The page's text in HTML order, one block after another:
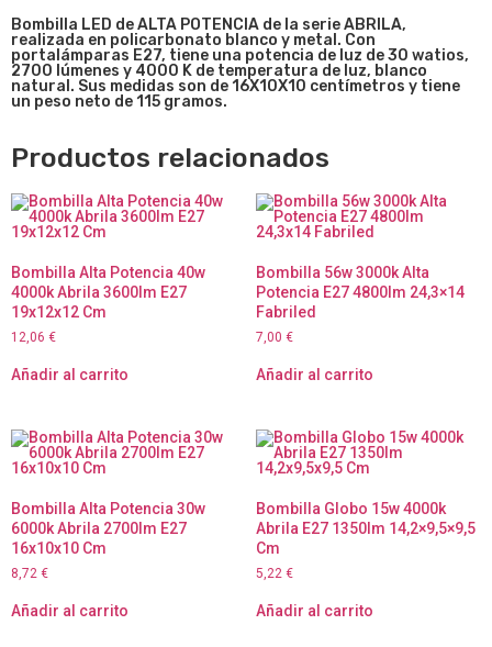
Bombilla LED de ALTA POTENCIA de la serie ABRILA,
realizada en policarbonato blanco y metal. Con
portalámparas E27, tiene una potencia de luz de 30 watios,
2700 lúmenes y 4000 K de temperatura de luz, blanco
natural. Sus medidas son de 16X10X10 centímetros y tiene
un peso neto de 115 gramos.
Productos relacionados
Bombilla Alta Potencia 40w
4000k Abrila 3600lm E27
19x12x12 Cm
12,06 €
Añadir al carrito
Bombilla 56w 3000k Alta
Potencia E27 4800lm 24,3×14
Fabriled
7,00 €
Añadir al carrito
Bombilla Alta Potencia 30w
6000k Abrila 2700lm E27
16x10x10 Cm
8,72 €
Añadir al carrito
Bombilla Globo 15w 4000k
Abrila E27 1350lm 14,2×9,5×9,5
Cm
5,22 €
Añadir al carrito